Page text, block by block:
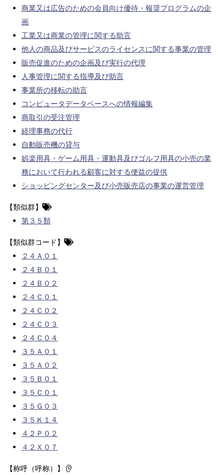
商業又は広告のための会員向け優待・報奨プログラムの企
画
工業又は商業の管理に関する助言
他人の商品及びサービスのライセンスに関する事業の管理
販売促進のための企画及び実行の代理
人事管理に関する指導及び助言
事業所の移転の助言
コンピュータデータベースへの情報編集
商取引の受注管理
経理事務の代行
自動販売機の貸与
娯楽用具・ゲーム用具・運動具及びゴルフ用具の小売の業
務において行われる顧客に対する便益の提供
ショッピングセンター及び小売販売店の事業の運営管理
【類似群】
第３５類
【類似群コード】
２４Ａ０１
２４Ｂ０１
２４Ｂ０２
２４Ｃ０１
２４Ｃ０２
２４Ｃ０３
２４Ｃ０４
３５Ａ０１
３５Ａ０２
３５Ｂ０１
３５Ｃ０１
３５Ｇ０３
３５Ｋ１４
４２Ｐ０２
４２Ｘ０７
【称呼（呼称）】